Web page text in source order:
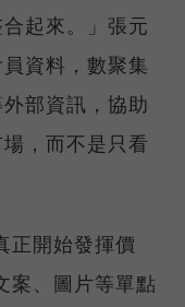
起來。」張元
資料，數聚集
部資訊，協助
，而不是只看
正開始發揮價
案、圖片等單點